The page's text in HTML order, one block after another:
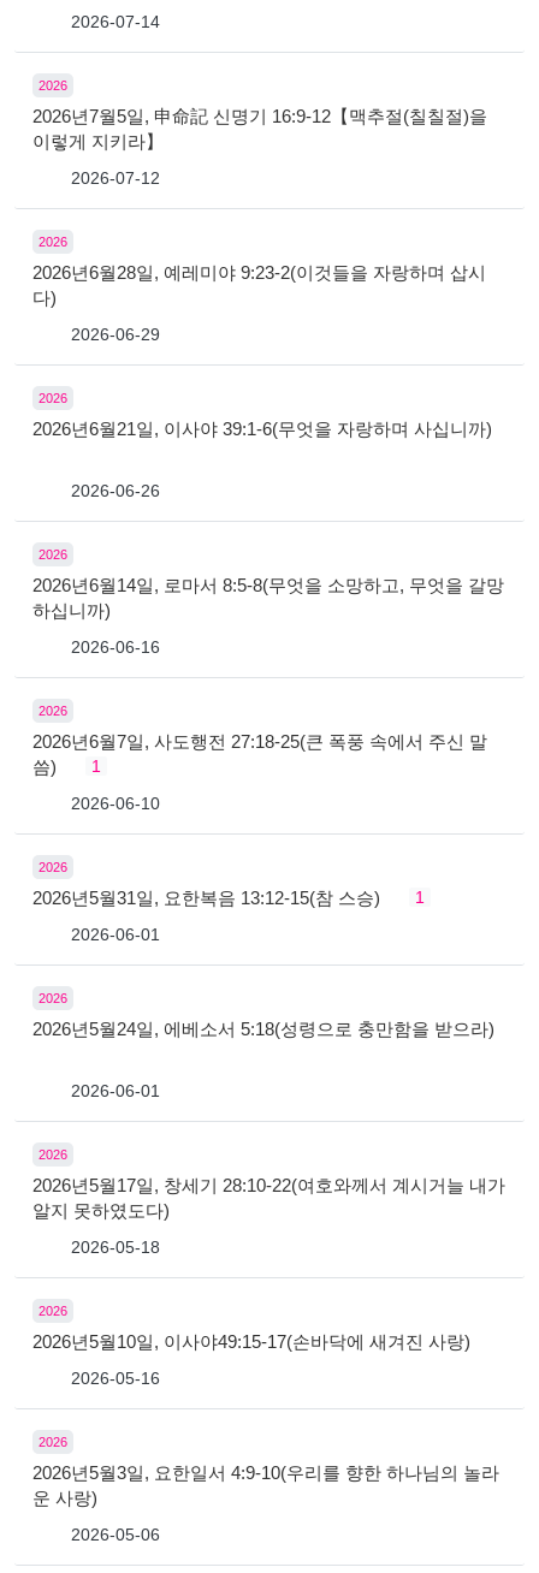
2026-07-14
2026
2026년7월5일, 申命記 신명기 16:9-12【맥추절(칠칠절)을
이렇게 지키라】
2026-07-12
2026
2026년6월28일, 예레미야 9:23-2(이것들을 자랑하며 삽시
다)
2026-06-29
2026
2026년6월21일, 이사야 39:1-6(무엇을 자랑하며 사십니까)
2026-06-26
2026
2026년6월14일, 로마서 8:5-8(무엇을 소망하고, 무엇을 갈망
하십니까)
2026-06-16
2026
2026년6월7일, 사도행전 27:18-25(큰 폭풍 속에서 주신 말
씀)
1
2026-06-10
2026
2026년5월31일, 요한복음 13:12-15(참 스승)
1
2026-06-01
2026
2026년5월24일, 에베소서 5:18(성령으로 충만함을 받으라)
2026-06-01
2026
2026년5월17일, 창세기 28:10-22(여호와께서 계시거늘 내가
알지 못하였도다)
2026-05-18
2026
2026년5월10일, 이사야49:15-17(손바닥에 새겨진 사랑)
2026-05-16
2026
2026년5월3일, 요한일서 4:9-10(우리를 향한 하나님의 놀라
운 사랑)
2026-05-06